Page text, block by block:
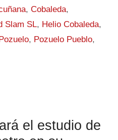
,Cobaleda,
Slam SL, Helio Cobaleda,
, Pozuelo Pueblo,
el estudio de